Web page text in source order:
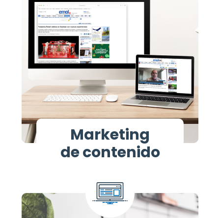
Marketing
de contenido